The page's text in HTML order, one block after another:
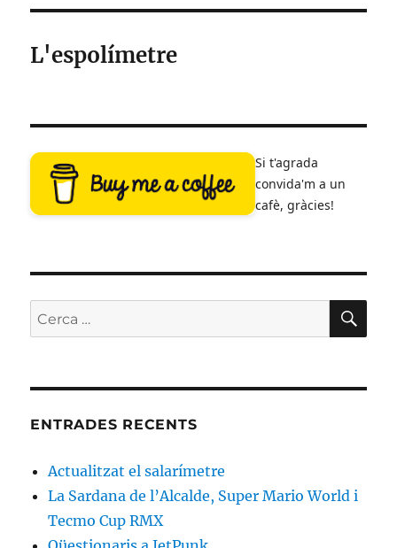
L'espolímetre
Si t'agrada
convida'm a un
cafè, gràcies!
Cerca:
ENTRADES RECENTS
Actualitzat el salarímetre
La Sardana de l’Alcalde, Super Mario World i
Tecmo Cup RMX